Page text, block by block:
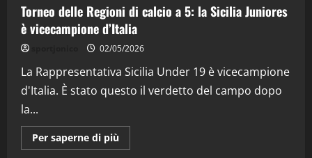
"SportEmpire" in Podcast
“SportEmpire” in Podcast: 26^ Puntata
08/04/2026
Torneo delle Regioni di calcio a 5: la Sicilia Juniores
è vicecampione d’Italia
02/05/2026
La Rappresentativa Sicilia Under 19 è vicecampione
d'Italia. È stato questo il verdetto del campo dopo
la...
Per saperne di più
informazioni